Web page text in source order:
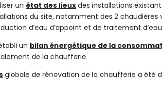
un état des lieux des installations
du site, notamment des 2 chaudières
d’eau d’appoint et de traitement
un bilan énergétique de la
de la chaufferie.
globale de rénovation de la chaufferie a été